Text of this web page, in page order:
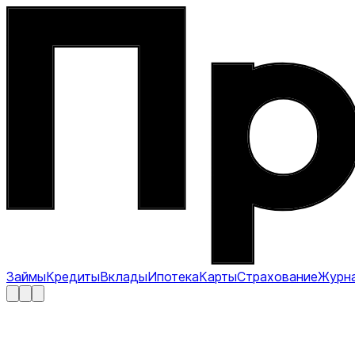
ЗаймыКредитыВкладыИпотекаКартыСтрахование